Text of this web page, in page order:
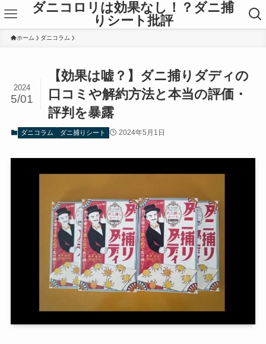
ダニコロリは効果なし！？ダニ捕
りシート批評
ホーム ダニコラム
【効果は嘘？】ダニ捕りダディの
口コミや解約方法と本当の評価・
評判を暴露
2024
5/01
ダニコラム ダニ捕りシート 2024年5月1日